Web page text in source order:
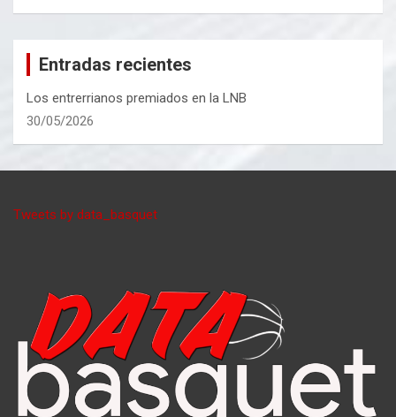
Entradas recientes
Los entrerrianos premiados en la LNB
30/05/2026
Tweets by data_basquet